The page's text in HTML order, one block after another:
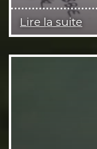
Lire la suite